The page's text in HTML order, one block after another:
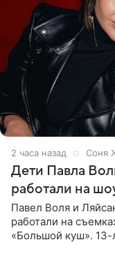
2 часа назад Соня
Дети Павла
работали на
Павел Воля и
работали на
«Большой куш». 13-